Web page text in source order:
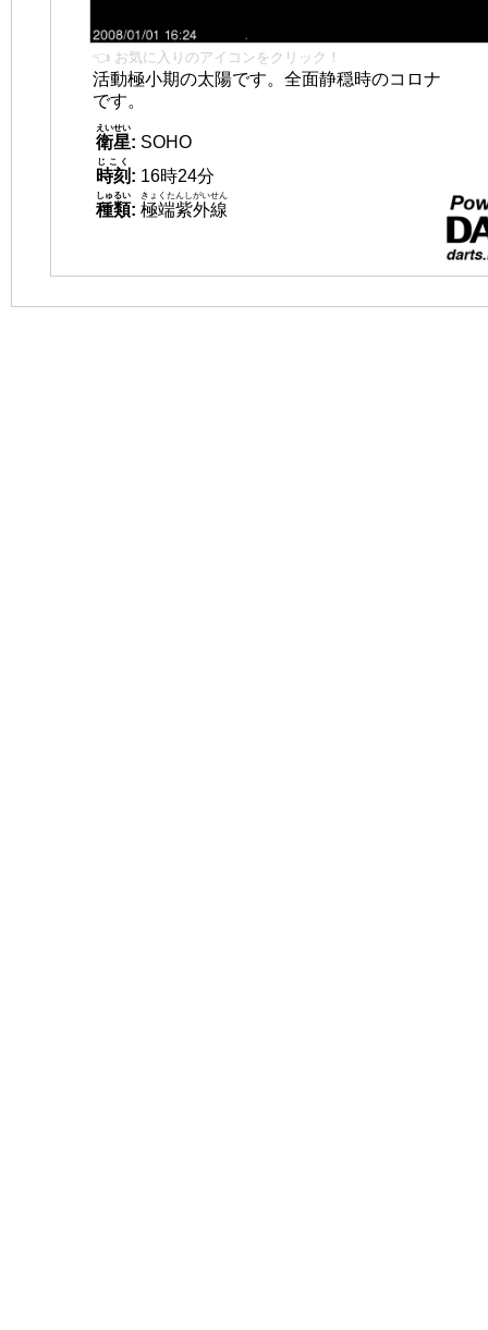
👈 お気に入りのアイコンをクリック！
活動極小期の太陽です。全面静穏時のコロナ
です。
衛星
えいせい
: SOHO
時刻
じこく
: 16時24分
種類
しゅるい
: 極端紫外線
きょくたんしがいせん